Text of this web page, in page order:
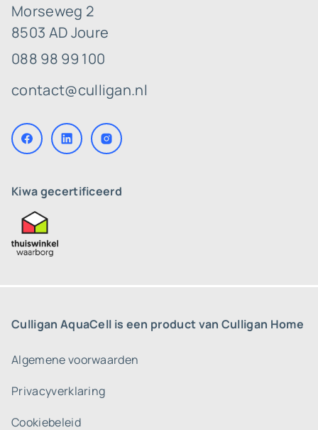
Morseweg 2
8503 AD Joure
088 98 99 100
contact@culligan.nl
Kiwa gecertificeerd
Culligan AquaCell is een product van Culligan Home
Algemene voorwaarden
Privacyverklaring
Cookiebeleid